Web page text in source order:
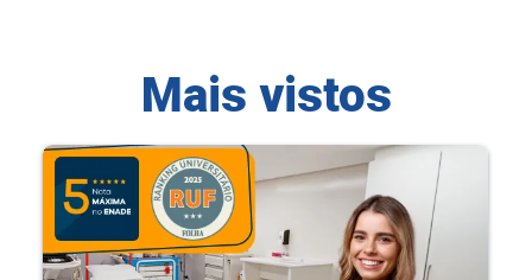
Mais vistos